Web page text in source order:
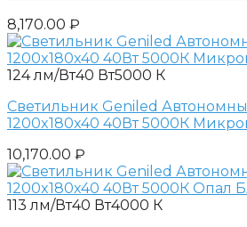
8,170.00 ₽
124 лм/Вт40 Вт5000 К
Светильник Geniled
1200x180x40 40Вт 5000К
10,170.00 ₽
113 лм/Вт40 Вт4000 К